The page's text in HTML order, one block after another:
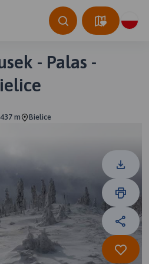
- Palas -
437 m Bielice